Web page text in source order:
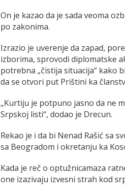
On je kazao da je sada veoma
po zakonima.
Izrazio je uverenje da zapad,
izborima, sprovodi diplomatske
potrebna „čistija situacija“ kako
da se otvori put Prištini ka
„Kurtiju je potpuno jasno da ne
Srpskoj listi“, dodao je Drecun.
Rekao je i da bi Nenad Rašić sa
sa Beogradom i okretanju ka
Kada je reč o optužnicamaza
one izazivaju izvesni strah kod